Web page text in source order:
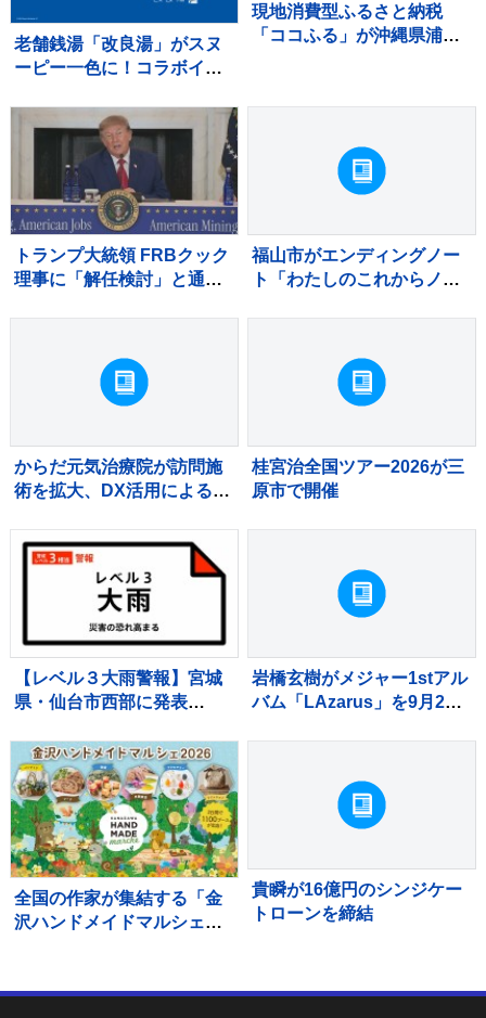
老舗銭湯「改良湯」がスヌ
ーピー一色に！コラボイベ
現地消費型ふるさと納税
「ココふる」が沖縄県浦添
トランプ大統領 FRBクック
理事に「解任検討」と通
福山市がエンディングノー
ト「わたしのこれからノー
からだ元気治療院が訪問施
術を拡大、DX活用による見
桂宮治全国ツアー2026が三
原市で開催
【レベル３大雨警報】宮城
県・仙台市西部に発表
岩橋玄樹がメジャー1stアル
バム「LAzarus」を9月2日
全国の作家が集結する「金
沢ハンドメイドマルシェ
貴瞬が16億円のシンジケー
トローンを締結